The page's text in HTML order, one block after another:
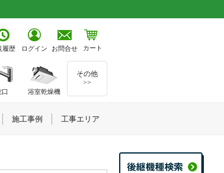
履歴 ログイン お問合せ カート
口 浴室乾燥機
その他
>>
施工事例 工事エリア